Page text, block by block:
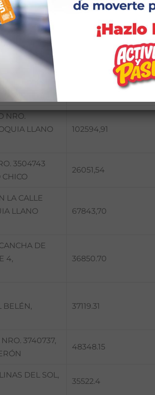
3513226
LLANO
95890,18
LA
NRO.
LLANO
102594,91
3504743
CHICO
26051,54
LA CALLE
LLANO
67843,70
DE
4,
36850.70
BELÉN,
37119.31
3740737,
48348.15
DEL SOL,
35522.4